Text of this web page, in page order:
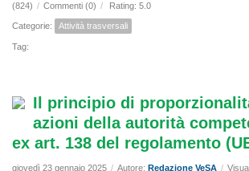
(824) / Commenti (0) / Rating: 5.0
Categorie: Attività trasversali
Tag:
Il principio di
azioni della autorità
ex art. 138 del regolamento
giovedì 23 gennaio 2025 / Autore: Redazione VeSA /